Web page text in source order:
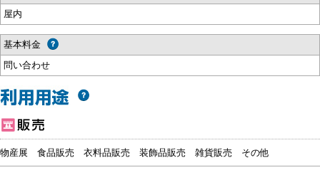
屋内
基本料金
問い合わせ
物産展 食品販売 衣料品販売 装飾品販売 雑貨販売 その他